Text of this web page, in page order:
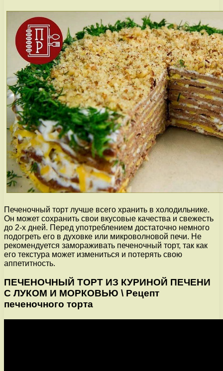
Печеночный торт лучше всего хранить в холодильнике.
Он может сохранить свои вкусовые качества и свежесть
до 2-х дней. Перед употреблением достаточно немного
подогреть его в духовке или микроволновой печи. Не
рекомендуется замораживать печеночный торт, так как
его текстура может измениться и потерять свою
аппетитность.
ПЕЧЕНОЧНЫЙ ТОРТ ИЗ КУРИНОЙ ПЕЧЕНИ
С ЛУКОМ И МОРКОВЬЮ \ Рецепт
печеночного торта